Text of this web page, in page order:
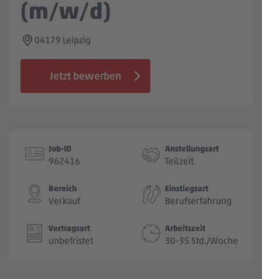
(m/w/d)
04179 Leipzig
Jetzt bewerben
Job-ID
962416
Anstellungsart
Teilzeit
Bereich
Verkauf
Einstiegsart
Berufserfahrung
Vertragsart
unbefristet
Arbeitszeit
30-35 Std./Woche